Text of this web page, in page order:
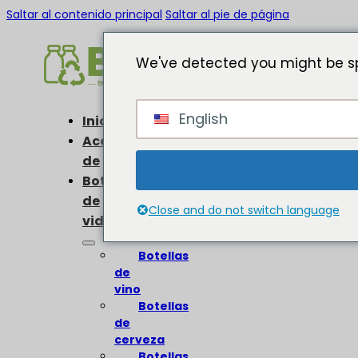
Saltar al contenido principal Saltar al pie de página
Inicio
Acerca
de
Botellas
de
vidrio
Botellas
de
vino
Botellas
de
cerveza
We've detected you might be
English
Close and do not switch language